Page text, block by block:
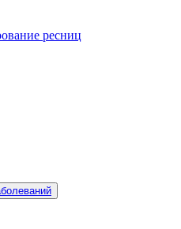
ресниц